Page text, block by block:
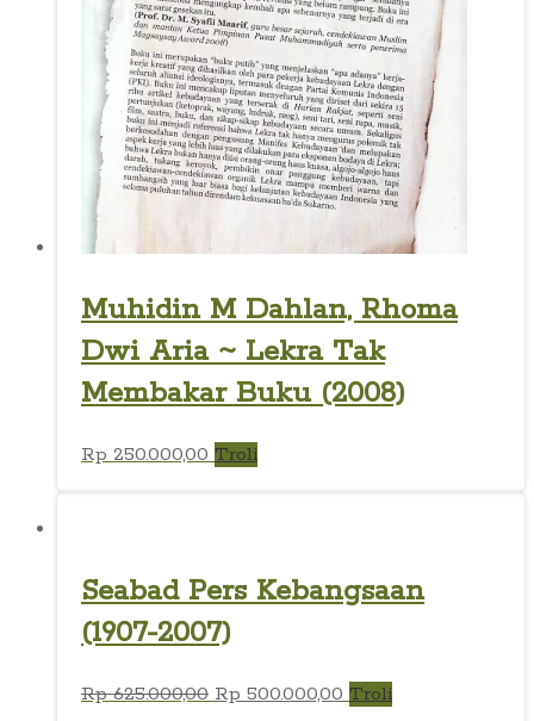
Muhidin M Dahlan, Rhoma
Dwi Aria ~ Lekra Tak
Membakar Buku (2008)
Rp 250.000,00 Troli
Seabad Pers Kebangsaan
(1907-2007)
Rp625.000,00 Harga
Rp 500.000,00 Harga
Troli